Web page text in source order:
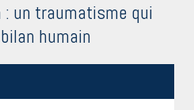
: un traumatisme qui
humain